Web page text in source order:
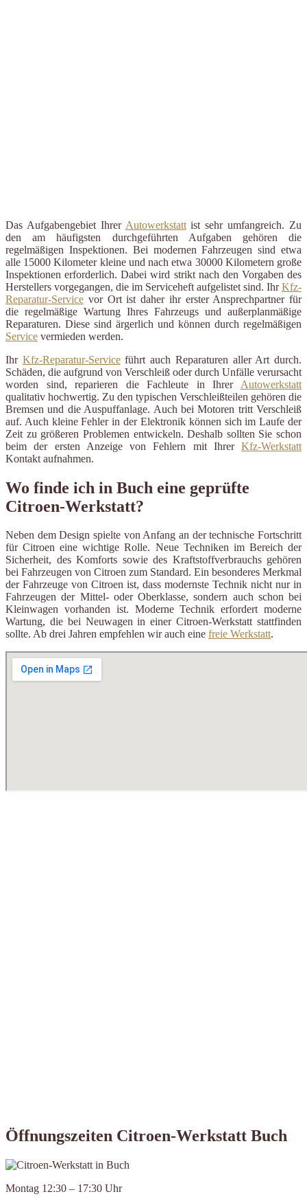
Das Aufgabengebiet Ihrer Autowerkstattist sehr umfangreich. Zu
den am häufigsten durchgeführten Aufgaben gehören die
regelmäßigen Inspektionen. Bei modernen Fahrzeugen sind etwa
alle 15000 Kilometer kleine und nach etwa 30000 Kilometern große
Inspektionen erforderlich. Dabei wird strikt nach den Vorgaben des
Herstellers vorgegangen, die im Serviceheft aufgelistet sind. IhrKfz-
Reparatur-Service vor Ort ist daher ihr erster Ansprechpartner für
die regelmäßige Wartung Ihres Fahrzeugs und außerplanmäßige
Reparaturen. Diese sind ärgerlich und können durch regelmäßigen
Service vermieden werden.
Ihr Kfz-Reparatur-Serviceführt auch Reparaturen aller Art durch.
Schäden, die aufgrund von Verschleiß oder durch Unfälle verursacht
worden sind, reparieren die Fachleute in Ihrer Autowerkstatt
qualitativ hochwertig. Zu den typischen Verschleißteilen gehören die
Bremsen und die Auspuffanlage. Auch bei Motoren tritt Verschleiß
auf. Auch kleine Fehler in der Elektronik können sich im Laufe der
Zeit zu größeren Problemen entwickeln. Deshalb sollten Sie schon
beim der ersten Anzeige von Fehlern mit Ihrer Kfz-Werkstatt
Kontakt aufnahmen.
Wo finde ich in Buch eine geprüfte
Citroen-Werkstatt?
Neben dem Design spielte von Anfang an der technische Fortschritt
für Citroen eine wichtige Rolle. Neue Techniken im Bereich der
Sicherheit, des Komforts sowie des Kraftstoffverbrauchs gehören
bei Fahrzeugen von Citroen zum Standard. Ein besonderes Merkmal
der Fahrzeuge von Citroen ist, dass modernste Technik nicht nur in
Fahrzeugen der Mittel- oder Oberklasse, sondern auch schon bei
Kleinwagen vorhanden ist. Moderne Technik erfordert moderne
Wartung, die bei Neuwagen in einer Citroen-Werkstatt stattfinden
sollte. Ab drei Jahren empfehlen wir auch eine freie Werkstatt.
Öffnungszeiten Citroen-Werkstatt Buch
Montag 12:30 – 17:30 Uhr